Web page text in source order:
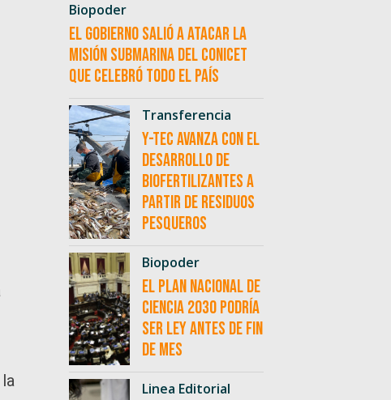
Biopoder
El Gobierno salió a atacar la
misión submarina del CONICET
que celebró todo el país
Transferencia
Y-TEC avanza con el
desarrollo de
biofertilizantes a
partir de residuos
pesqueros
Biopoder
El Plan Nacional de
Ciencia 2030 podría
ser ley antes de fin
de mes
Linea Editorial